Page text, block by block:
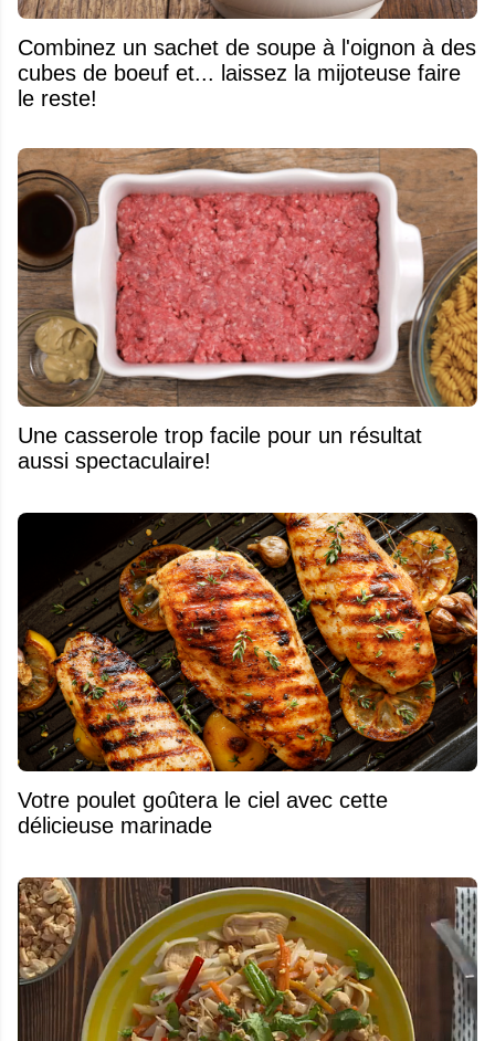
Combinez un sachet de soupe à l'oignon à des
cubes de boeuf et... laissez la mijoteuse faire
le reste!
Une casserole trop facile pour un résultat
aussi spectaculaire!
Votre poulet goûtera le ciel avec cette
délicieuse marinade